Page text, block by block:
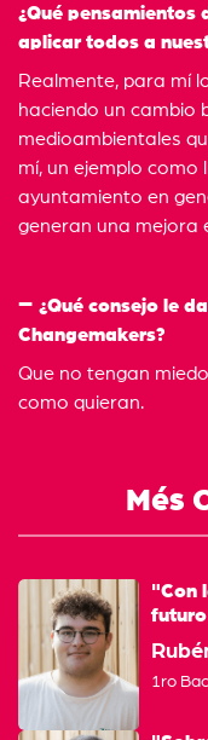
¿Qué pensamientos
aplicar todos a
Realmente, para mí
haciendo un cambio
medioambientales
mí, un ejemplo como
ayuntamiento en
generan una mejora
¿Qué consejo le
Changemakers?
Que no tengan
como quieran.
Més
"Con
1ro